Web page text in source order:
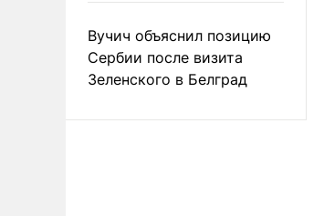
Вучич объяснил позицию
Сербии после визита
Зеленского в Белград